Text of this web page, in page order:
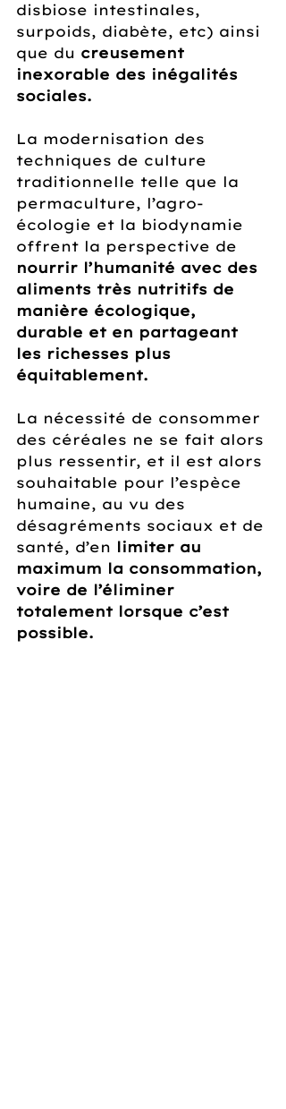
disbiose intestinales,
surpoids, diabète, etc) ainsi
que du creusement
inexorable des inégalités
sociales.
La modernisation des
techniques de culture
traditionnelle telle que la
permaculture, l’agro-
écologie et la biodynamie
offrent la perspective de
nourrir l’humanité avec des
aliments très nutritifs de
manière écologique,
durable et en partageant
les richesses plus
équitablement.
La nécessité de consommer
des céréales ne se fait alors
plus ressentir, et il est alors
souhaitable pour l’espèce
humaine, au vu des
désagréments sociaux et de
santé, d’en limiter au
maximum la consommation,
voire de l’éliminer
totalement lorsque c’est
possible.